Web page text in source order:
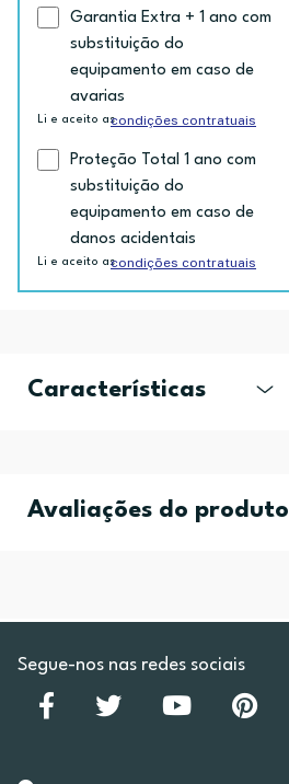
Garantia Extra + 1 ano com
substituição do
equipamento em caso de
avarias
Li e aceito ascondições contratuais
Proteção Total 1 ano com
substituição do
equipamento em caso de
danos acidentais
Li e aceito ascondições contratuais
Características
Avaliações do produto
Segue-nos nas redes sociais